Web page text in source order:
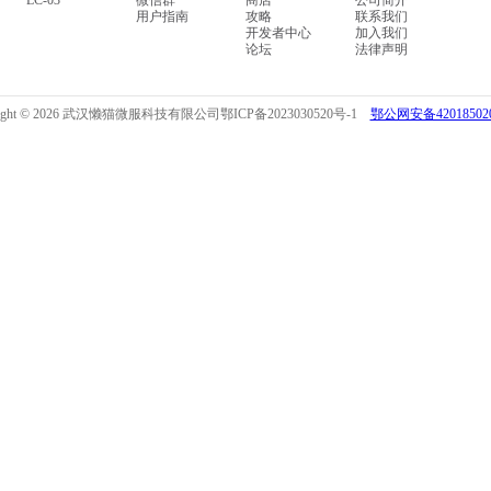
用户指南
攻略
开发者中心
论坛
联系我们
加入我们
法律声明
© 2026 武汉懒猫微服科技有限公司鄂ICP备2023030520号-1 鄂公网安备